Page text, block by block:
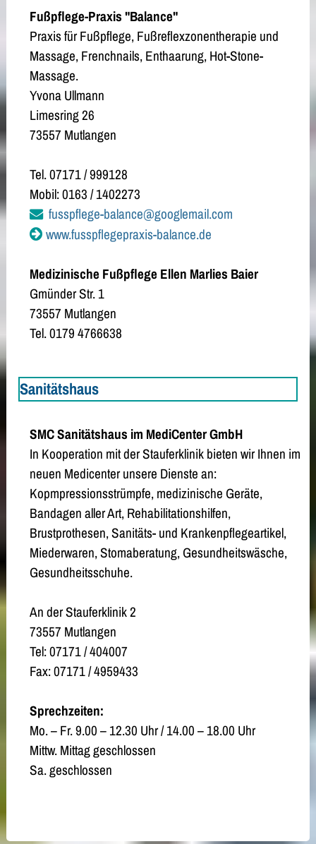
Fußpflege-Praxis "Balance"
Praxis für Fußpflege, Fußreflexzonentherapie und
Massage, Frenchnails, Enthaarung, Hot-Stone-
Massage.
Yvona Ullmann
Limesring 26
73557 Mutlangen
Tel. 07171 / 999128
Mobil: 0163 / 1402273
fusspflege-balance@googlemail.com
www.fusspflegepraxis-balance.de
Medizinische Fußpflege Ellen Marlies Baier
Gmünder Str. 1
73557 Mutlangen
Tel. 0179 4766638
Sanitätshaus
SMC Sanitätshaus im MediCenter GmbH
In Kooperation mit der Stauferklinik bieten wir Ihnen im
neuen Medicenter unsere Dienste an:
Kopmpressionsstrümpfe, medizinische Geräte,
Bandagen aller Art, Rehabilitationshilfen,
Brustprothesen, Sanitäts- und Krankenpflegeartikel,
Miederwaren, Stomaberatung, Gesundheitswäsche,
Gesundheitsschuhe.
An der Stauferklinik 2
73557 Mutlangen
Tel: 07171 / 404007
Fax: 07171 / 4959433
Sprechzeiten:
Mo. – Fr. 9.00 – 12.30 Uhr / 14.00 – 18.00 Uhr
Mittw. Mittag geschlossen
Sa. geschlossen